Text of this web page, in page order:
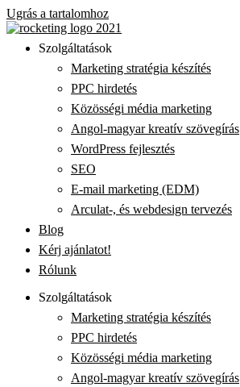
Ugrás a tartalomhoz
Szolgáltatások
Marketing stratégia készítés
PPC hirdetés
Közösségi média marketing
Angol-magyar kreatív szövegírás
WordPress fejlesztés
SEO
E-mail marketing (EDM)
Arculat-, és webdesign tervezés
Blog
Kérj ajánlatot!
Rólunk
Szolgáltatások
Marketing stratégia készítés
PPC hirdetés
Közösségi média marketing
Angol-magyar kreatív szövegírás